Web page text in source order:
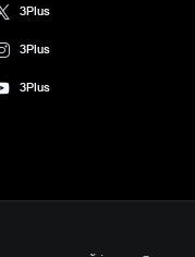
3Plus
3Plus
3Plus